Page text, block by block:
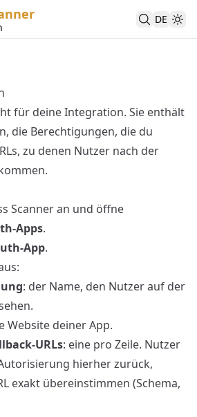
DE
für deine Integration. Sie enthält
die Berechtigungen, die du
zu denen Nutzer nach der
Scanner an und öffne
Apps.
App.
: der Name, den Nutzer auf der
Website deiner App.
URLs: eine pro Zeile. Nutzer
hierher zurück,
exakt übereinstimmen (Schema,